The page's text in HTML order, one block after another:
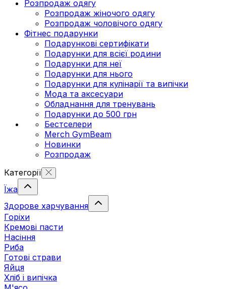
Розпродаж одягу
Розпродаж жіночого одягу
Розпродаж чоловічого одягу
Фітнес подарунки
Подарункові сертифікати
Подарунки для всієї родини
Подарунки для неї
Подарунки для нього
Подарунки для кулінарії та випічки
Мода та аксесуари
Обладнання для тренувань
Подарунки до 500 грн
Бестселери
Merch GymBeam
Новинки
Розпродаж
Категорії
Їжа
Здорове харчування
Горіхи
Кремові пасти
Насіння
Риба
Готові страви
Яйця
Хліб і випічка